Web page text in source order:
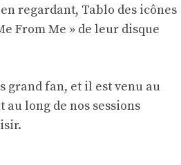
regardant, Tablo des icônes
From Me » de leur disque
grand fan, et il est venu au
long de nos sessions